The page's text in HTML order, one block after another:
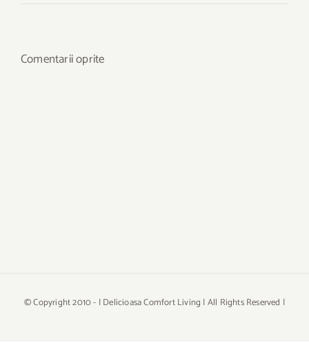
Comentarii oprite
© Copyright 2010 - | Delicioasa Comfort Living | All Rights Reserved |